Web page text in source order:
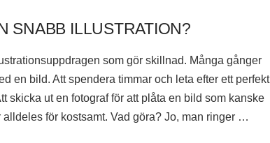
SNABB ILLUSTRATION?
som gör skillnad. Många gånger
en bild. Att spendera timmar och leta efter ett perfekt
skicka ut en fotograf för att plåta en bild som kanske
för kostsamt. Vad göra? Jo, man ringer …